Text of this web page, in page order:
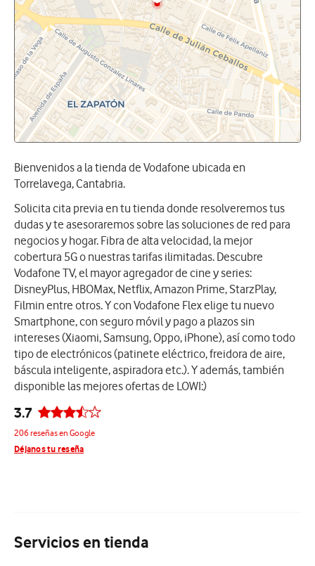
Bienvenidos a la tienda de Vodafone ubicada en
Torrelavega, Cantabria.
Solicita cita previa en tu tienda donde resolveremos tus
dudas y te asesoraremos sobre las soluciones de red para
negocios y hogar. Fibra de alta velocidad, la mejor
cobertura 5G o nuestras tarifas ilimitadas. Descubre
Vodafone TV, el mayor agregador de cine y series:
DisneyPlus, HBOMax, Netflix, Amazon Prime, StarzPlay,
Filmin entre otros. Y con Vodafone Flex elige tu nuevo
Smartphone, con seguro móvil y pago a plazos sin
intereses (Xiaomi, Samsung, Oppo, iPhone), así como todo
tipo de electrónicos (patinete eléctrico, freidora de aire,
báscula inteligente, aspiradora etc.). Y además, también
disponible las mejores ofertas de LOWI:)
3.7
206 reseñas en Google
Déjanos tu reseña
Servicios en tienda